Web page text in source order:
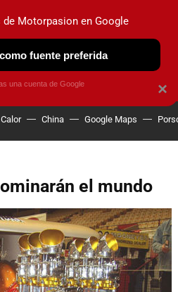
OBSERVATORIO
Calor China Google Maps
el mundo
×
de Motorpasion en Google
fuente preferida
una cuenta de Google